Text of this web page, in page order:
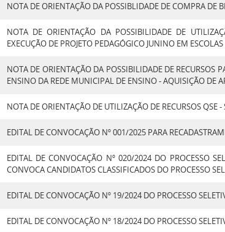
NOTA DE ORIENTAÇÃO DA POSSIBLIDADE DE COMPRA DE
NOTA DE ORIENTAÇÃO DA POSSIBILIDADE DE
EXECUÇÃO DE PROJETO PEDAGÓGICO JUNINO EM
NOTA DE ORIENTAÇÃO DA POSSIBILIDADE DE RECURSOS
ENSINO DA REDE MUNICIPAL DE ENSINO - AQUISIÇÃO DE
NOTA DE ORIENTAÇÃO DE UTILIZAÇÃO DE RECURSOS QSE
EDITAL DE CONVOCAÇÃO Nº 001/2025 PARA
EDITAL DE CONVOCAÇÃO Nº 020/2024 DO PROCESSO
CONVOCA CANDIDATOS CLASSIFICADOS DO PROCESSO
EDITAL DE CONVOCAÇÃO Nº 19/2024 DO PROCESSO
EDITAL DE CONVOCAÇÃO Nº 18/2024 DO PROCESSO